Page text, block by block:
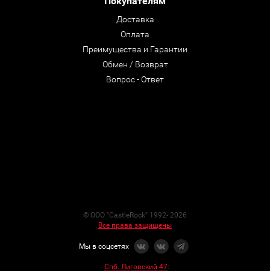
Доставка
Оплата
Преимущества и Гарантии
Обмен / Возврат
Вопрос - Ответ
© ООО "CastleRock" 1992- 2026
Все права защищены
Мы в соцсетях
- Спб. Лиговский 47: